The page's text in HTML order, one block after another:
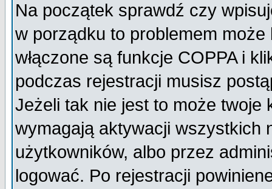
Na początek sprawdź czy
w porządku to problemem
włączone są funkcje COPPA i
podczas rejestracji musisz
Jeżeli tak nie jest to może twoje
wymagają aktywacji wszystkich
użytkowników, albo przez
logować. Po rejestracji